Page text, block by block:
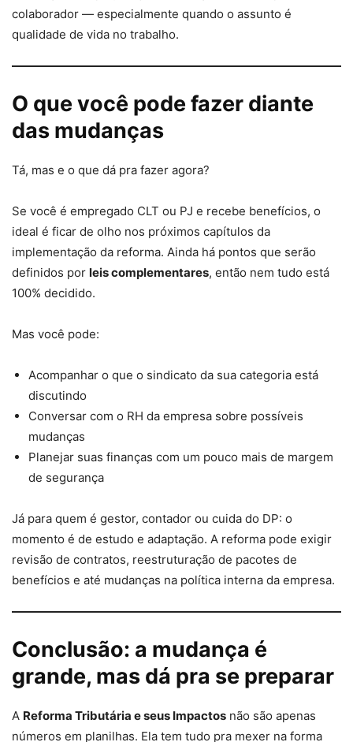
colaborador — especialmente quando o assunto é
qualidade de vida no trabalho.
O que você pode fazer diante
das mudanças
Tá, mas e o que dá pra fazer agora?
Se você é empregado CLT ou PJ e recebe benefícios, o
ideal é ficar de olho nos próximos capítulos da
implementação da reforma. Ainda há pontos que serão
definidos por leis complementares, então nem tudo está
100% decidido.
Mas você pode:
Acompanhar o que o sindicato da sua categoria está
discutindo
Conversar com o RH da empresa sobre possíveis
mudanças
Planejar suas finanças com um pouco mais de margem
de segurança
Já para quem é gestor, contador ou cuida do DP: o
momento é de estudo e adaptação. A reforma pode exigir
revisão de contratos, reestruturação de pacotes de
benefícios e até mudanças na política interna da empresa.
Conclusão: a mudança é
grande, mas dá pra se preparar
A Reforma Tributária e seus Impactos não são apenas
números em planilhas. Ela tem tudo pra mexer na forma